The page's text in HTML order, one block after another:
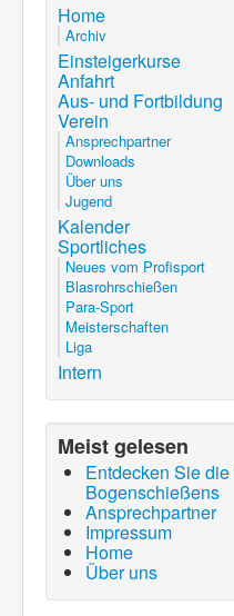
Home
Archiv
Einsteigerkurse
Anfahrt
Aus- und Fortbildung
Verein
Ansprechpartner
Downloads
Über uns
Jugend
Kalender
Sportliches
Neues vom Profisport
Blasrohrschießen
Para-Sport
Meisterschaften
Liga
Intern
Meist gelesen
Entdecken Sie
Bogenschießens
Ansprechpartner
Impressum
Home
Über uns